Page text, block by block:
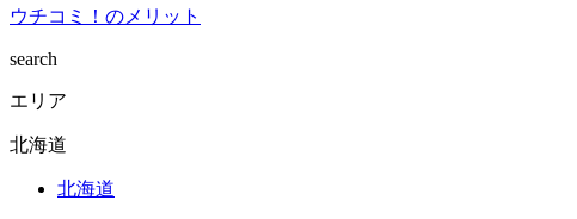
ウチコミ！のメリット
search
エリア
北海道
北海道